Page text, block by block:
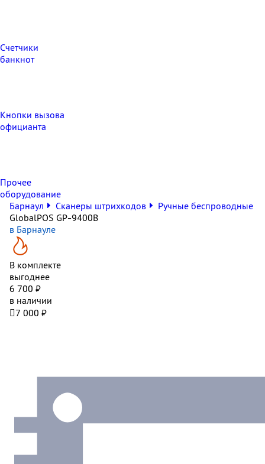
Счетчики
банкнот
Кнопки вызова
официанта
Прочее
оборудование
Барнаул
Сканеры штрихкодов
Ручные беспроводные
GlobalPOS GP-9400B
в Барнауле
В комплекте
выгоднее
6 700 ₽
в наличии
7 000 ₽